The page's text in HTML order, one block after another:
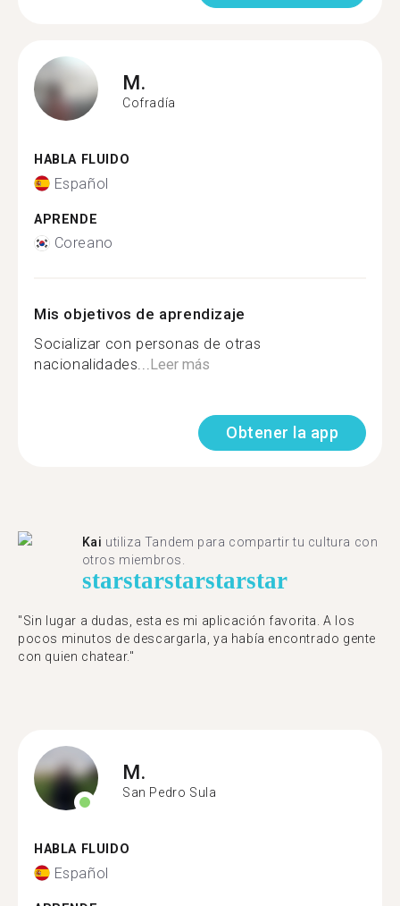
M.
Cofradía
HABLA FLUIDO
Español
APRENDE
Coreano
Mis objetivos de aprendizaje
Socializar con personas de otras
nacionalidades...Leer más
Obtener la app
Kai utiliza Tandem para compartir tu cultura con
otros miembros.
starstarstarstarstar
"Sin lugar a dudas, esta es mi aplicación favorita. A los
pocos minutos de descargarla, ya había encontrado gente
con quien chatear."
M.
San Pedro Sula
HABLA FLUIDO
Español